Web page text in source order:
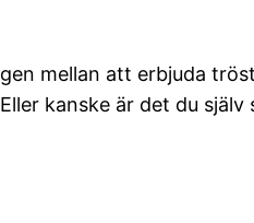
mellan att erbjuda
kanske är det du själv